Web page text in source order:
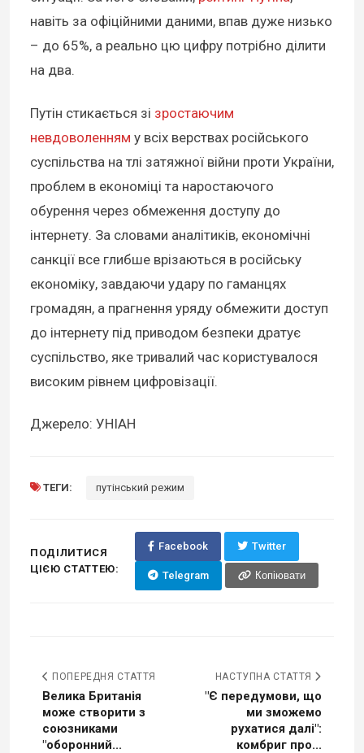
навіть за офіційними даними, впав дуже низько
– до 65%, а реально цю цифру потрібно ділити
на два.
Путін стикається зі зростаючим
невдоволенням у всіх верствах російського
суспільства на тлі затяжної війни проти України,
проблем в економіці та наростаючого
обурення через обмеження доступу до
інтернету. За словами аналітиків, економічні
санкції все глибше врізаються в російську
економіку, завдаючи удару по гаманцях
громадян, а прагнення уряду обмежити доступ
до інтернету під приводом безпеки дратує
суспільство, яке тривалий час користувалося
високим рівнем цифровізації.
Джерело: УНІАН
ТЕГИ: путінський режим
ПОДІЛИТИСЯ
ЦІЄЮ СТАТТЕЮ:
Facebook Twitter
Telegram Копіювати
ПОПЕРЕДНЯ СТАТТЯ
Велика Британія
може створити з
союзниками
"оборонний...
НАСТУПНА СТАТТЯ
"Є передумови, що
ми зможемо
рухатися далі":
комбриг про...